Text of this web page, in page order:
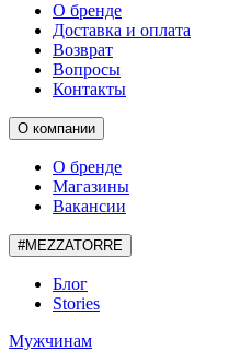
О бренде
Доставка и оплата
Возврат
Вопросы
Контакты
О компании
О бренде
Магазины
Вакансии
#MEZZATORRE
Блог
Stories
Мужчинам